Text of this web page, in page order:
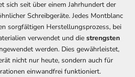
sich seit über einem Jahrhundert der
Schreibgeräte. Jedes Montblanc
sorgfältigen Herstellungsprozess, bei
verwendet und die strengsten
werden. Dies gewährleistet,
nicht nur heute, sondern auch für
einwandfrei funktioniert.